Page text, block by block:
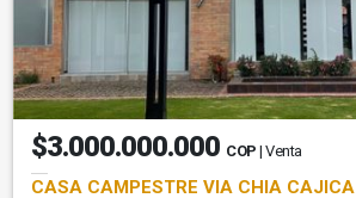
$3.000.000.000 COP | Venta
CASA CAMPESTRE VIA CHIA CAJICA